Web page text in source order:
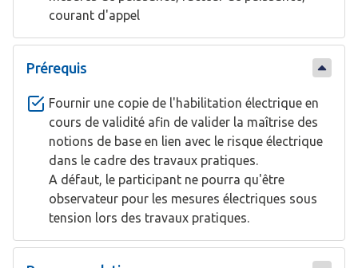
courant d'appel
Prérequis
Fournir une copie de l'habilitation électrique en
cours de validité afin de valider la maîtrise des
notions de base en lien avec le risque électrique
dans le cadre des travaux pratiques.
A défaut, le participant ne pourra qu'être
observateur pour les mesures électriques sous
tension lors des travaux pratiques.